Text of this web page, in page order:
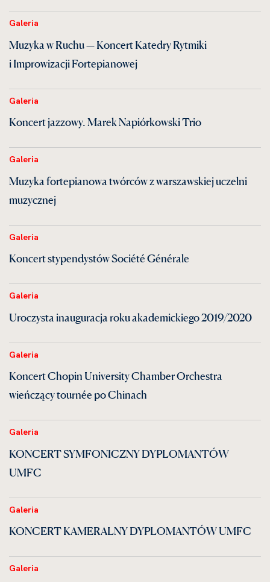
Galeria
Muzyka w Ruchu — Koncert Katedry Rytmiki
i Improwizacji Fortepianowej
Galeria
Koncert jazzowy. Marek Napiórkowski Trio
Galeria
Muzyka fortepianowa twórców z warszawskiej uczelni
muzycznej
Galeria
Koncert stypendystów Société Générale
Galeria
Uroczysta inauguracja roku akademickiego 2019/2020
Galeria
Koncert Chopin University Chamber Orchestra
wieńczący tournée po Chinach
Galeria
KONCERT SYMFONICZNY DYPLOMANTÓW
UMFC
Galeria
KONCERT KAMERALNY DYPLOMANTÓW UMFC
Galeria